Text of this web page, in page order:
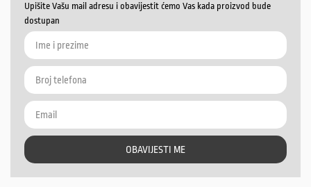
Upišite Vašu mail adresu i obavijestit ćemo Vas kada proizvod bude
dostupan
OBAVIJESTI ME